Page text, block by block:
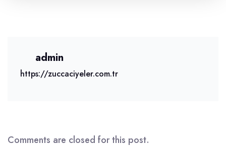
admin
https://zuccaciyeler.com.tr
Comments are closed for this post.